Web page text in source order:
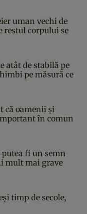
uman vechi de
restul corpului se
atât de stabilă pe
pe măsură ce
că oamenii și
în comun
fi un semn
mult mai grave
timp de secole,